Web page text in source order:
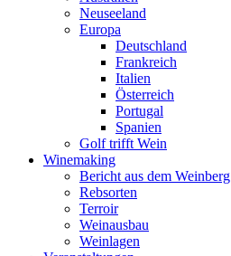
Neuseeland
Europa
Deutschland
Frankreich
Italien
Österreich
Portugal
Spanien
Golf trifft Wein
Winemaking
Bericht aus dem Weinberg
Rebsorten
Terroir
Weinausbau
Weinlagen